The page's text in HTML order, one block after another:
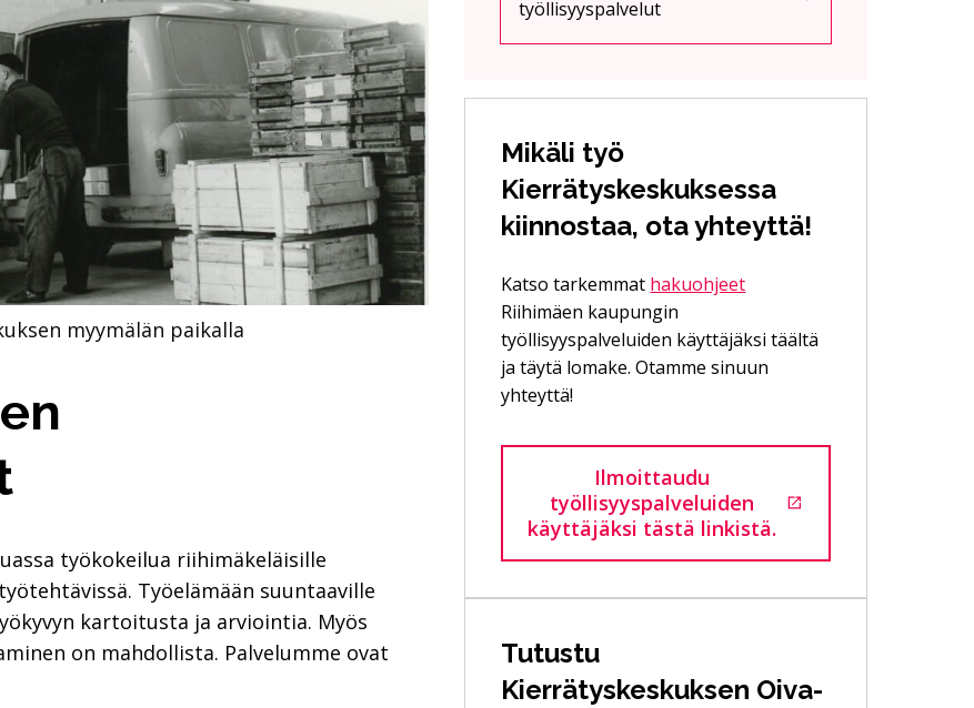
myymälän paikalla
työkokeilua riihimäkeläisille
Työelämään suuntaaville
kartoitusta ja arviointia. Myös
on mahdollista. Palvelumme ovat
Nykyinen sivu
työllisyyspalvelut
Klikkaa käyttääksesi valikkoa
Mikäli työ
Kierrätyskeskuksessa
kiinnostaa, ota yhteyttä!
Katso tarkemmat hakuohjeet
Riihimäen kaupungin
työllisyyspalveluiden käyttäjäksi täältä
ja täytä lomake. Otamme sinuun
yhteyttä!
Ilmoittaudu
työllisyyspalveluiden
käyttäjäksi tästä linkistä.Siirtyy ulkoiselle sivustolle
Tutustu
Kierrätyskeskuksen Oiva-